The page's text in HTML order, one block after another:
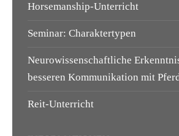
Horsemanship-Unterricht
Seminar: Charaktertypen
Neurowissenschaftliche
besseren Kommunikation mit
Reit-Unterricht